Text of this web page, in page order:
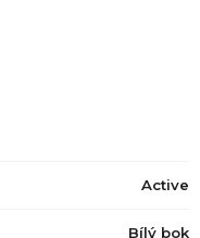
Active
Bílý bok